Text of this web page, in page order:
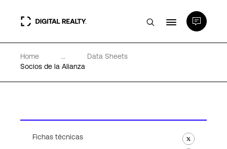
Centros de Datos
Home ...
Data Sheets
Socios de la Alianza
Fichas técnicas